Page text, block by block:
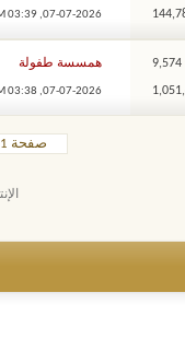
07-07-2026,
03:39 PM
همسسة طفولة
07-07-2026,
03:38 PM
صفحة 1 من 51